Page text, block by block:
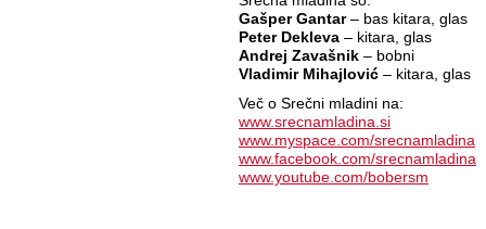
Gašper Gantar– bas kitara, glas
Peter Dekleva – kitara, glas
Andrej Zavašnik – bobni
Vladimir Mihajlović – kitara, glas
Več o Srečni mladini na:
www.srecnamladina.si
www.myspace.com/srecnamladina
www.facebook.com/srecnamladina
www.youtube.com/bobersm